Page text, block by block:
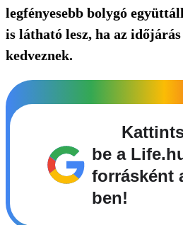
legfényesebb bolygó
is látható lesz, ha az
kedveznek.
Kattints,
be a
forrásként
ben!